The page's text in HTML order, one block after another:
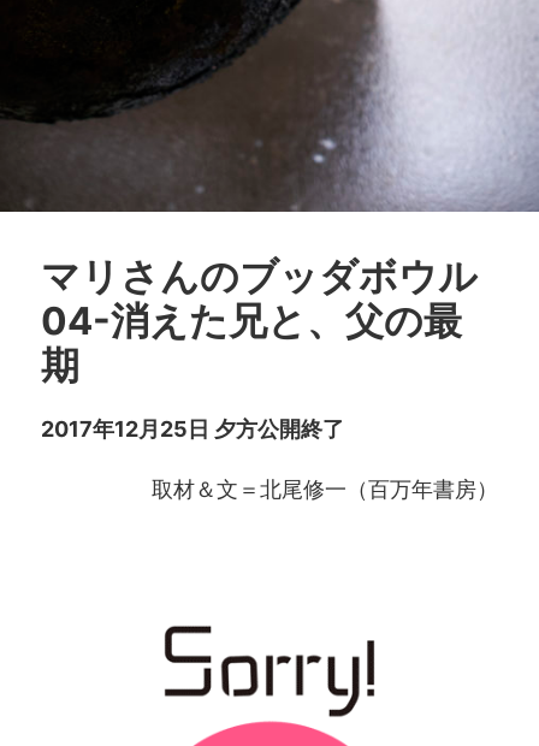
マリさんのブッダボウル
04-消えた兄と、父の最
期
2017年12月25日 夕方公開終了
取材＆文＝北尾修一（百万年書房）